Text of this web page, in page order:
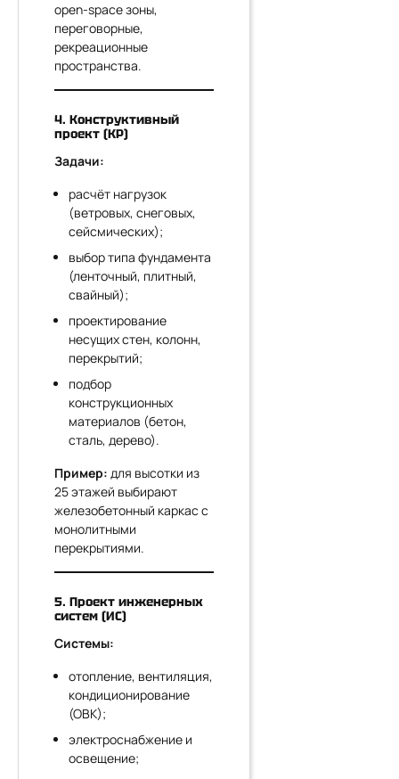
open-space зоны,
переговорные,
рекреационные
пространства.
4. Конструктивный
проект (КР)
Задачи:
расчёт нагрузок
(ветровых, снеговых,
сейсмических);
выбор типа фундамента
(ленточный, плитный,
свайный);
проектирование
несущих стен, колонн,
перекрытий;
подбор
конструкционных
материалов (бетон,
сталь, дерево).
Пример: для высотки из
25 этажей выбирают
железобетонный каркас с
монолитными
перекрытиями.
5. Проект инженерных
систем (ИС)
Системы:
отопление, вентиляция,
кондиционирование
(ОВК);
электроснабжение и
освещение;